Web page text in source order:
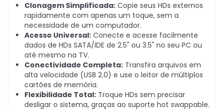
Clonagem Simplificada: Copie seus HDs externos
rapidamente com apenas um toque, sem a
necessidade de um computador.
Acesso Universal: Conecte e acesse facilmente
dados de HDs SATA/IDE de 2.5" ou 3.5" no seu PC ou
até mesmo na TV.
Conectividade Completa: Transfira arquivos em
alta velocidade (USB 2.0) e use o leitor de múltiplos
cartões de memória.
Flexibilidade Total: Troque HDs sem precisar
desligar o sistema, graças ao suporte hot swappable.